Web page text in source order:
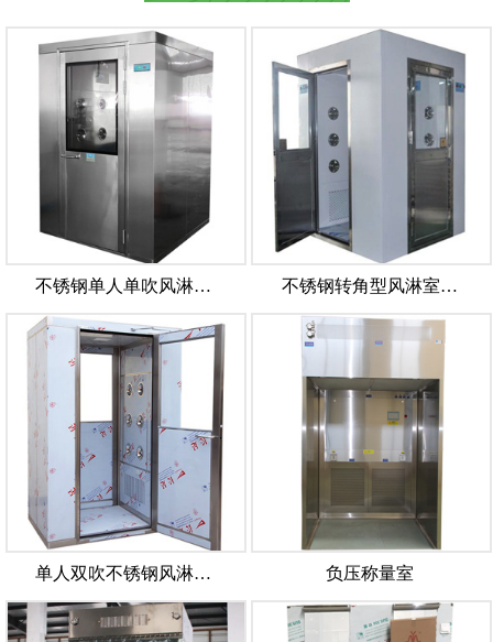
不锈钢单人单吹风淋… 不锈钢转角型风淋室…
单人双吹不锈钢风淋… 负压称量室